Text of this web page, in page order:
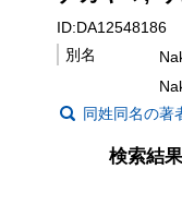
ID:DA12548186
別名
同姓同名の著
検索結果